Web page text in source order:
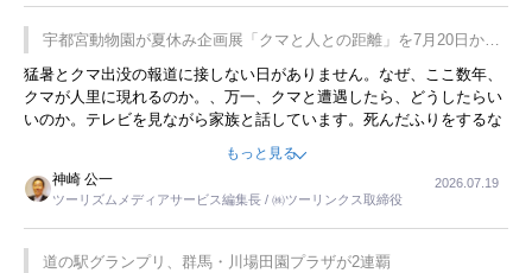
宇都宮動物園が夏休み企画展「クマと人との距離」を7月20日から
開催
猛暑とクマ出没の報道に接しない日がありません。なぜ、ここ数年、
クマが人里に現れるのか。、万一、クマと遭遇したら、どうしたらい
いのか。テレビを見ながら家族と話しています。死んだふりをするな
んてことは、冗談でもいえません。そんな中で、この企画展はタイム
もっと見る
神崎 公一
ツーリズムメディアサービス編集長 / ㈱ツーリンクス取締役
2026.07.19
道の駅グランプリ、群馬・川場田園プラザが2連覇